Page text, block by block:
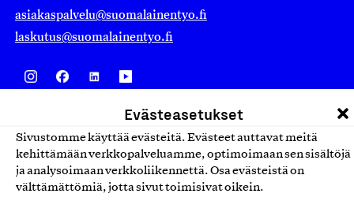
Evästeasetukset
Sivustomme käyttää evästeitä. Evästeet auttavat meitä
kehittämään verkkopalveluamme, optimoimaan sen sisältöjä
ja analysoimaan verkkoliikennettä. Osa evästeistä on
välttämättömiä, jotta sivut toimisivat oikein.
asiakaspalvelu@suomalainentyo.fi
laskutus@suomalainentyo.fi